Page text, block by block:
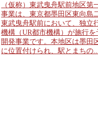
（仮称）東武曳舟駅前地区第
事業は、東京都墨田区東向島
東武曳舟駅前において、独立
機構（UR都市機構）が施行
開発事業です。本地区は墨田
に位置付けられ、駅とまちの...